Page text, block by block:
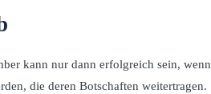
kann nur dann erfolgreich sein, wenn
die deren Botschaften weitertragen.